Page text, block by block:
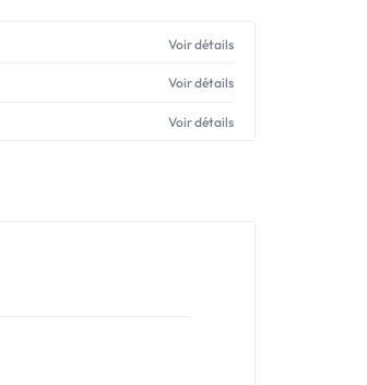
Voir détails
Voir détails
Voir détails